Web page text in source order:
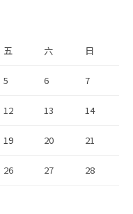
五 六 日
5 6 7
12 13 14
19 20 21
26 27 28